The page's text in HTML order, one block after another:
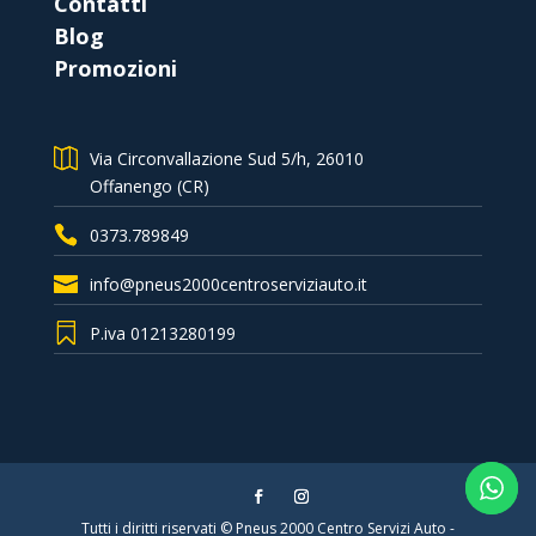
Blog
Promozioni
Via Circonvallazione Sud 5/h, 26010
Offanengo (CR)
0373.789849
info@pneus2000centroserviziauto.it
P.iva 01213280199
Tutti i diritti riservati © Pneus 2000 Centro Servizi Auto -